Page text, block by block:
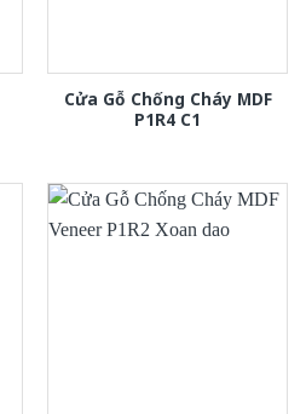
Cửa Gỗ Chống Cháy MDF
P1R4 C1